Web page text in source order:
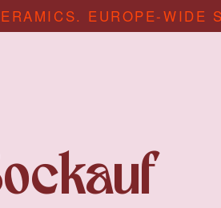
EUROPE-WIDE